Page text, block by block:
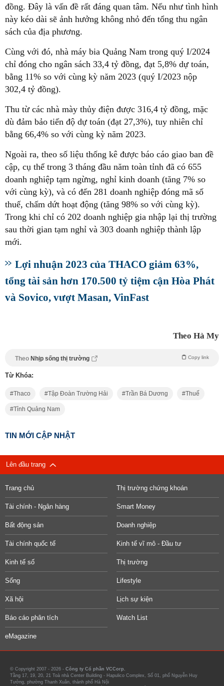
đồng. Đây là vấn đề rất đáng quan tâm. Nếu như tình hình
này kéo dài sẽ ảnh hưởng không nhỏ đến tổng thu ngân
sách của địa phương.
Cùng với đó, nhà máy bia Quảng Nam trong quý I/2024
chỉ đóng cho ngân sách 33,4 tỷ đồng, đạt 5,8% dự toán,
bằng 11% so với cùng kỳ năm 2023 (quý I/2023 nộp
302,4 tỷ đồng).
Thu từ các nhà mày thủy điện được 316,4 tỷ đồng, mặc
dù đảm bảo tiến độ dự toán (đạt 27,3%), tuy nhiên chỉ
bằng 66,4% so với cùng kỳ năm 2023.
Ngoài ra, theo số liệu thống kê được báo cáo giao ban đề
cập, cụ thể trong 3 tháng đầu năm toàn tỉnh đã có 655
doanh nghiệp tạm ngừng, nghỉ kinh doanh (tăng 7% so
với cùng kỳ), và có đến 281 doanh nghiệp đóng mã số
thuế, chấm dứt hoạt động (tăng 98% so với cùng kỳ).
Trong khi chỉ có 202 doanh nghiệp gia nhập lại thị trường
sau thời gian tạm nghỉ và 303 doanh nghiệp thành lập
mới.
Lợi nhuận 2023 của THACO giảm 63%,
tổng tài sản hơn 170.500 tỷ tiệm cận Hòa Phát
và Sovico, vượt Masan, VinFast
Theo Hà My
Theo Nhịp sống thị trường Copy link
Từ Khóa:
Thaco Tập Đoàn Trường Hải Trần Bá Dương Thuế
Tỉnh Quảng Nam
TIN MỚI CẬP NHẬT
Lên đầu trang
Trang chủ Thị trường chứng khoán
Tài chính - Ngân hàng Smart Money
Bất động sản Doanh nghiệp
Tài chính quốc tế Kinh tế vĩ mô - Đầu tư
Kinh tế số Thị trường
Sống Lifestyle
Xã hội Lịch sự kiện
Báo cáo phân tích Watch List
eMagazine
© Copyright 2007 - 2026 - Công ty Cổ phần VCCorp.
Tầng 17, 19, 20, 21 Toà nhà Center Building - Hapulico Complex, Số 01, phố Nguyễn Huy
Tưởng, phường Thanh Xuân, thành phố Hà Nội